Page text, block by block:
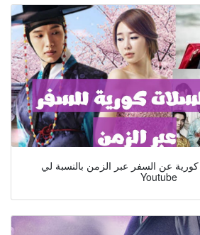
كورية عن السفر عبر الزمن بالنسبة لي
Youtube